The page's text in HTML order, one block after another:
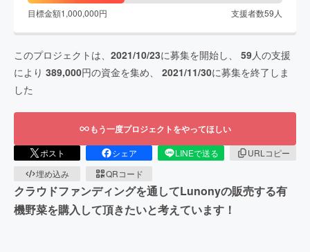
目標金額1,000,000円 支援者数59 人
このプロジェクトは、 2021/10/23に募集を開始し、 59人の支援
により 389,000円の資金を集め、 2021/11/30に募集を終了しま
した
もう一度プロジェクトをやってほしい
ポスト シェア LINEで送る
URLコピー
埋め込み
QRコード
クラウドファンディングを通してLunonyの販売する有
機野菜を購入して頂きたいと考えています！